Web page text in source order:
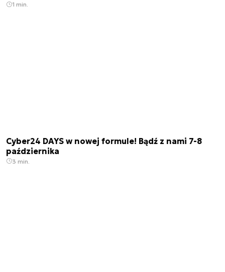
1 min.
Cyber24 DAYS w nowej formule! Bądź z nami 7-8
października
3 min.